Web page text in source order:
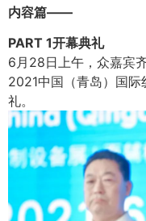
内容篇——
PART 1开幕典礼
6月28日上午，众嘉宾
2021中国（青岛）国
礼。